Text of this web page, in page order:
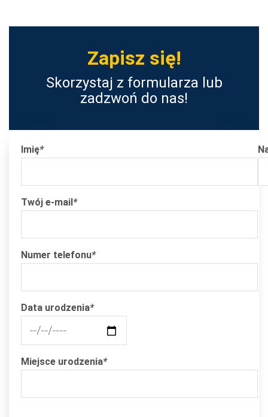
Zapisz się!
Skorzystaj z formularza lub
zadzwoń do nas!
Imię*
Twój e-mail *
Numer telefonu*
Data urodzenia*
Miejsce urodzenia*